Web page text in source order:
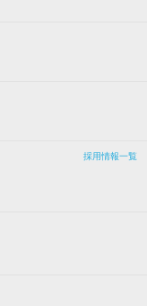
採用情報一覧